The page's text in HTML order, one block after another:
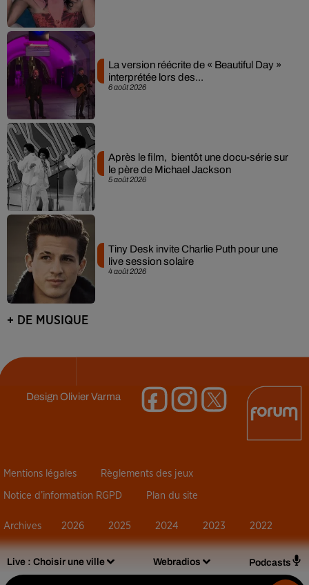
Live : Choisir une ville Webradios Podcasts
6 août 2026
La version réécrite de « Beautiful Day »
interprétée lors des...
5 août 2026
Après le film, bientôt une docu-série sur
le père de Michael Jackson
4 août 2026
Tiny Desk invite Charlie Puth pour une
live session solaire
+ DE MUSIQUE
DesignOlivier Varma
Mentions légales Règlements des jeux
Notice d’information RGPD Plan du site
Archives 2026 2025 2024 2023 2022